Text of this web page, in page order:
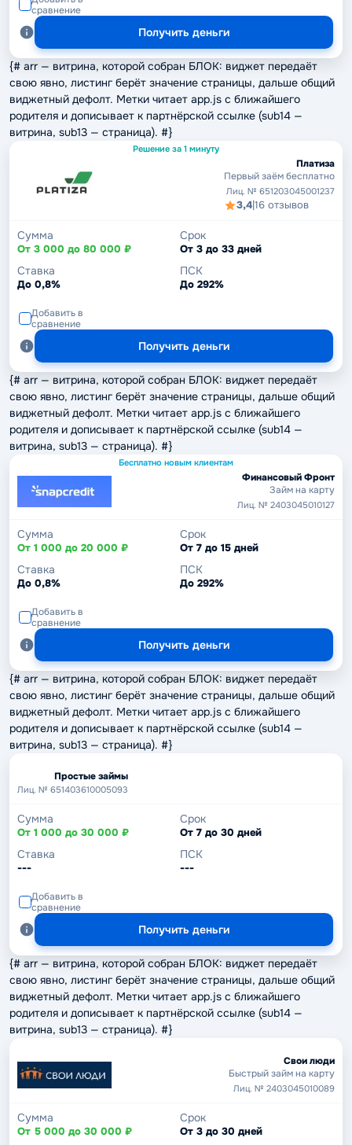
сравнение
Получить деньги
{# arr — витрина, которой собран БЛОК: виджет передаёт
свою явно, листинг берёт значение страницы, дальше общий
виджетный дефолт. Метки читает app.js с ближайшего
родителя и дописывает к партнёрской ссылке (sub14 —
витрина, sub13 — страница). #}
Решение за 1 минуту
Платиза
Первый заём бесплатно
Лиц. № 651203045001237
3,4|16 отзывов
Сумма
От 3 000 до 80 000 ₽
Срок
От 3 до 33 дней
Ставка
До 0,8%
ПСК
До 292%
Добавить в
сравнение
Получить деньги
{# arr — витрина, которой собран БЛОК: виджет передаёт
свою явно, листинг берёт значение страницы, дальше общий
виджетный дефолт. Метки читает app.js с ближайшего
родителя и дописывает к партнёрской ссылке (sub14 —
витрина, sub13 — страница). #}
Бесплатно новым клиентам
Финансовый Фронт
Займ на карту
Лиц. № 2403045010127
Сумма
От 1 000 до 20 000 ₽
Срок
От 7 до 15 дней
Ставка
До 0,8%
ПСК
До 292%
Добавить в
сравнение
Получить деньги
{# arr — витрина, которой собран БЛОК: виджет передаёт
свою явно, листинг берёт значение страницы, дальше общий
виджетный дефолт. Метки читает app.js с ближайшего
родителя и дописывает к партнёрской ссылке (sub14 —
витрина, sub13 — страница). #}
Простые займы
Лиц. № 651403610005093
Сумма
От 1 000 до 30 000 ₽
Срок
От 7 до 30 дней
Ставка
---
ПСК
---
Добавить в
сравнение
Получить деньги
{# arr — витрина, которой собран БЛОК: виджет передаёт
свою явно, листинг берёт значение страницы, дальше общий
виджетный дефолт. Метки читает app.js с ближайшего
родителя и дописывает к партнёрской ссылке (sub14 —
витрина, sub13 — страница). #}
Свои люди
Быстрый займ на карту
Лиц. № 2403045010089
Сумма
От 5 000 до 30 000 ₽
Срок
От 3 до 30 дней